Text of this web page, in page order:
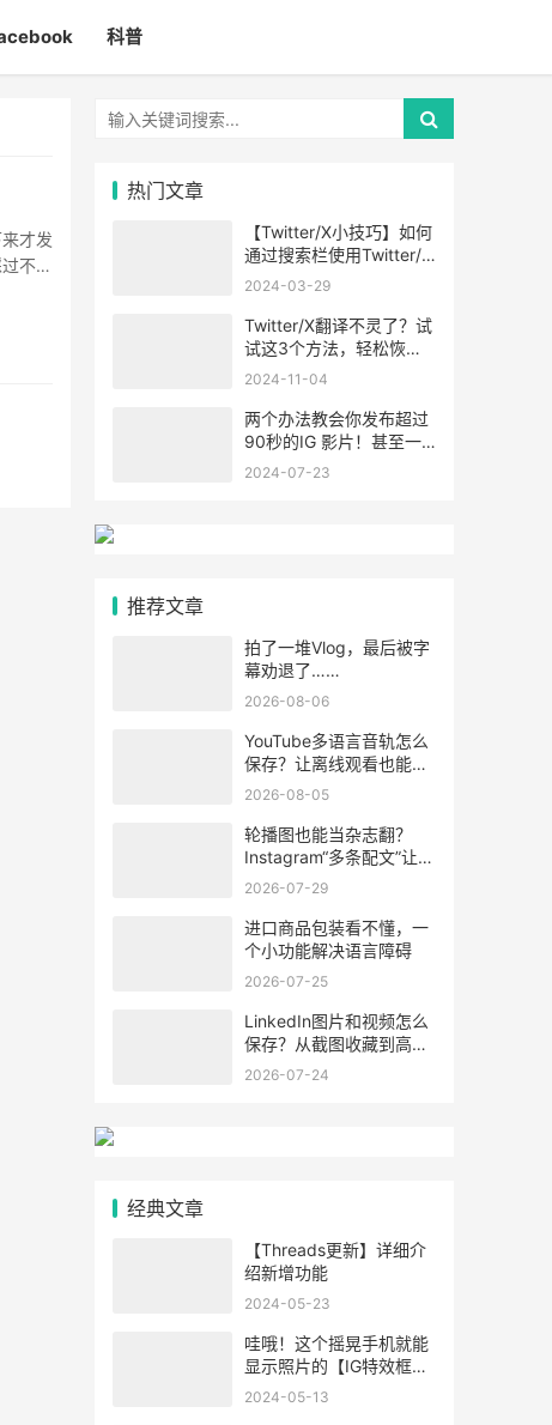
科普
才发
不少
热门文章
【Twitter/X小技巧】如何
通过搜索栏使用Twitter/X
的高级搜索功能
2024-03-29
Twitter/X翻译不灵了？试
试这3个方法，轻松恢
复！
2024-11-04
两个办法教会你发布超过
90秒的IG 影片！甚至一
小时！
2024-07-23
推荐文章
拍了一堆Vlog，最后被字
幕劝退了……
2026-08-06
YouTube多语言音轨怎么
保存？让离线观看也能听
懂视频内容
2026-08-05
轮播图也能当杂志翻？
Instagram“多条配文”让每
张图学会“自述”
2026-07-29
进口商品包装看不懂，一
个小功能解决语言障碍
2026-07-25
LinkedIn图片和视频怎么
保存？从截图收藏到高清
素材整理的方法
2026-07-24
经典文章
【Threads更新】详细介
绍新增功能
2024-05-23
哇哦！这个摇晃手机就能
显示照片的【IG特效框】
功能也太酷了！
2024-05-13